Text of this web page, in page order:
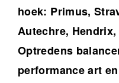
hoek: Primus,
Autechre,
Optredens
performance art